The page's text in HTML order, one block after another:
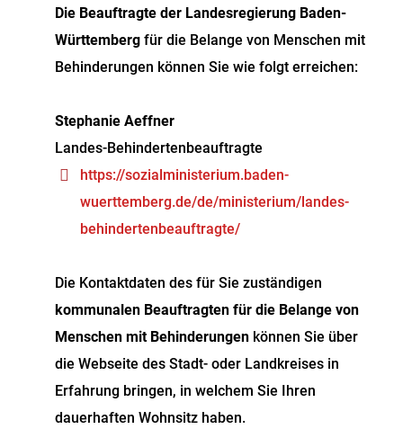
Die Beauftragte der Landesregierung Baden-
Württemberg für die Belange von Menschen mit
Behinderungen können Sie wie folgt erreichen:
Stephanie Aeffner
Landes-Behindertenbeauftragte
https://sozialministerium.baden-
wuerttemberg.de/de/ministerium/landes-
behindertenbeauftragte/
Die Kontaktdaten des für Sie zuständigen
kommunalen Beauftragten für die Belange von
Menschen mit Behinderungen können Sie über
die Webseite des Stadt- oder Landkreises in
Erfahrung bringen, in welchem Sie Ihren
dauerhaften Wohnsitz haben.